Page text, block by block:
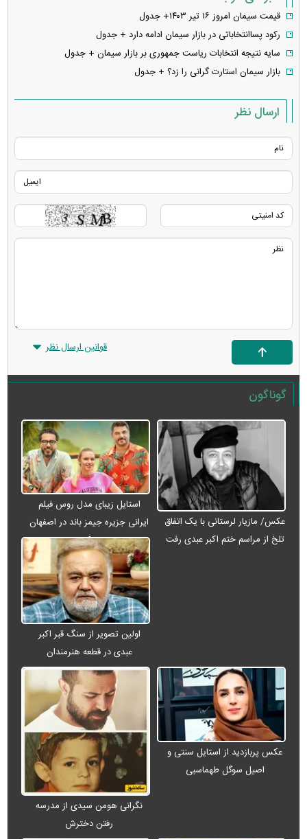
قیمت سیمان امروز ۱۶ تیر ۱۴۰۳+ جدول
رکود پساانتخاباتی در بازار سیمان ادامه دارد + جدول
سایه نتیجه انتخابات ریاست جمهوری بر بازار سیمان + جدول
بازار سیمان استارت گرانی را زد؟ + جدول
ارسال نظر
قوانین ارسال نظر
گوناگون
عکس/ مازیار لرستانی با یک اتفاق
تلخ از مراسم ختم اکبر عبدی رفت
استایل زیبای مدل روس فیلم
ایرانی جزیره جیمز باند در اصفهان
+ عکس
اولین تصویر از سنگ قبر اکبر
عبدی در قطعه هنرمندان
عکس پربازدید از استایل سنتی و
اصیل سوگل طهماسبی
نگرانی هومن سیدی از مدرسه
رفتن دخترش